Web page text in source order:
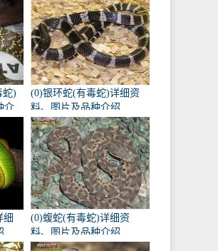
蛇)
介
(0)银环蛇(有毒蛇)详细资
料、图片及品种介绍
细
(0)蝮蛇(有毒蛇)详细资
料、图片及品种介绍